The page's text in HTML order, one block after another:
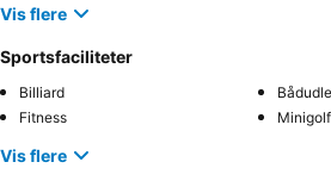
Vis flere
Sportsfaciliteter
Billiard
Fitness
Minigolf
Vis flere